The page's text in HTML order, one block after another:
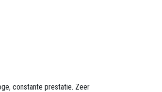
constante prestatie. Zeer